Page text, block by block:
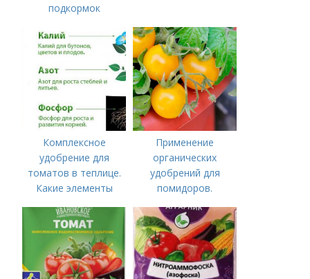
подкормок
Комплексное
удобрение для
томатов в теплице.
Какие элементы
особенности их
внесения
Применение
органических
удобрений для
помидоров.
удобрения для
томатов